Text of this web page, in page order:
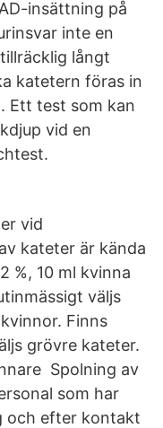
insättning på
inte en
långt
katetern föras in
Ett test som kan
vid en
vid
kateter är kända
%, 10 ml kvinna
väljs
Finns
grövre kateter.
Spolning av
som har
och efter kontakt